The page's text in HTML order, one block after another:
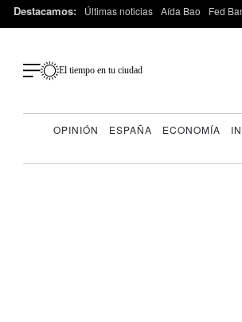
Destacamos: Últimas noticias Aída Bao Fed
El tiempo en tu ciudad
OPINIÓN ESPAÑA ECONOMÍA